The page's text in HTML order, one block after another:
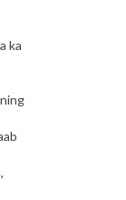
ka